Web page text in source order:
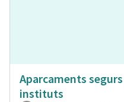
Aparcaments
instituts